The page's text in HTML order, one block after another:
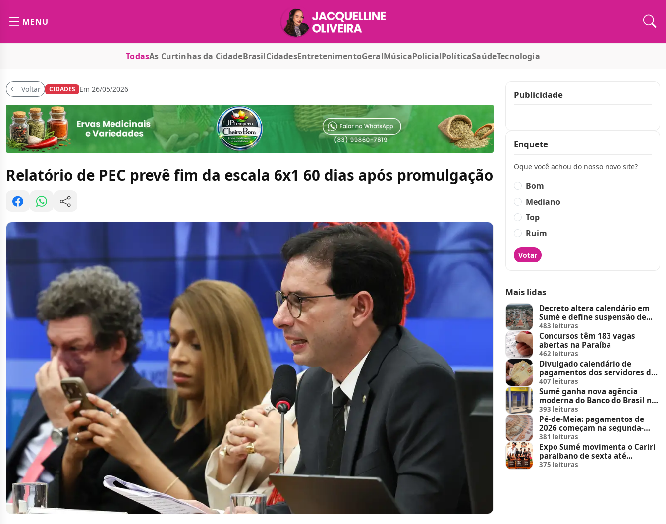
MENU
TodasAs Curtinhas da CidadeBrasilCidadesEntretenimentoGeralMúsicaPolicialPolíticaSaúdeTecnologia
Voltar CIDADES Em 26/05/2026
Relatório de PEC prevê fim da escala 6x1 60 dias após promulgação
Publicidade
Enquete
Oque você achou do nosso novo site?
Bom
Mediano
Top
Ruim
Votar
Mais lidas
Decreto altera calendário em
Sumé e define suspensão de
feira de animais e feriados
483 leituras
Concursos têm 183 vagas
abertas na Paraíba
462 leituras
Divulgado calendário de
pagamentos dos servidores do
Estado
407 leituras
Sumé ganha nova agência
moderna do Banco do Brasil no
Sumé Shopping
393 leituras
Pé-de-Meia: pagamentos de
2026 começam na segunda-
feira (23)
381 leituras
Expo Sumé movimenta o Cariri
paraibano de sexta até
domingo
375 leituras